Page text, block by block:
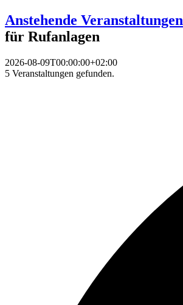
Anstehende Veranstaltungen
für Rufanlagen
2026-08-09T00:00:00+02:00
5 Veranstaltungen gefunden.